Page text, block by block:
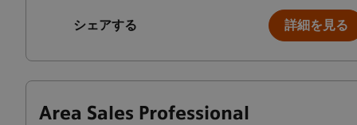
シェアする 詳細を見る
Area Sales Professional